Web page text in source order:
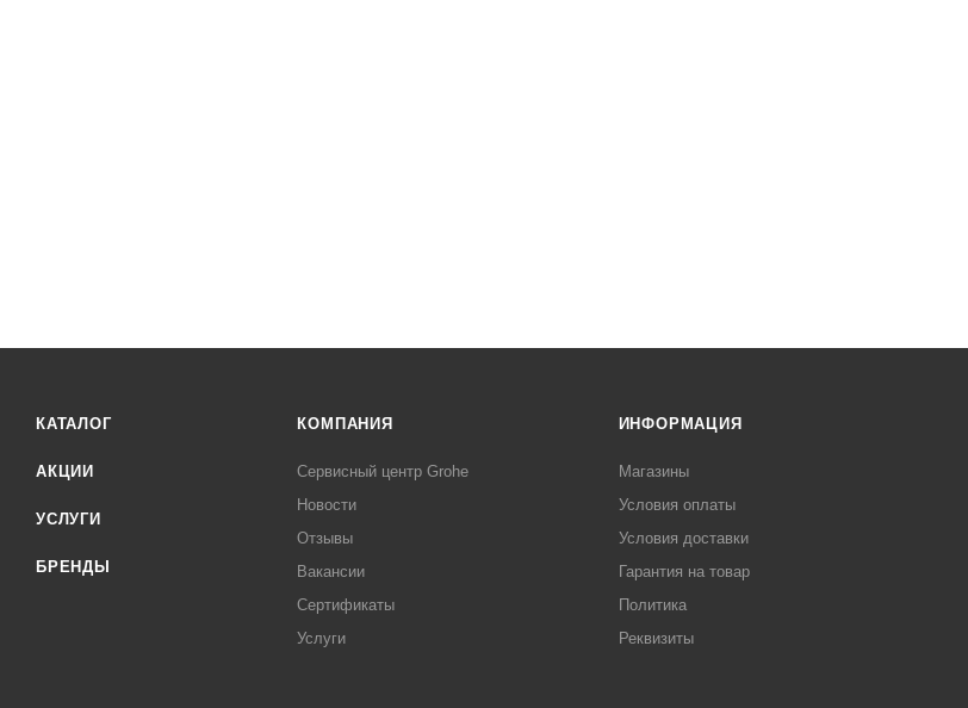
КАТАЛОГ
АКЦИИ
УСЛУГИ
БРЕНДЫ
КОМПАНИЯ
Сервисный центр Grohe
Новости
Отзывы
Вакансии
Сертификаты
Услуги
ИНФОРМАЦИЯ
Магазины
Условия оплаты
Условия доставки
Гарантия на товар
Политика
Реквизиты